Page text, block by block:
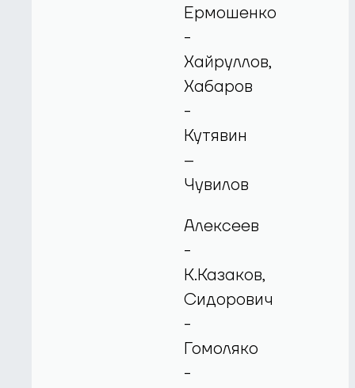
Ермошенко
-
Хайруллов,
Хабаров
-
Кутявин
–
Чувилов
Алексеев
-
К.Казаков,
Сидорович
-
Гомоляко
-